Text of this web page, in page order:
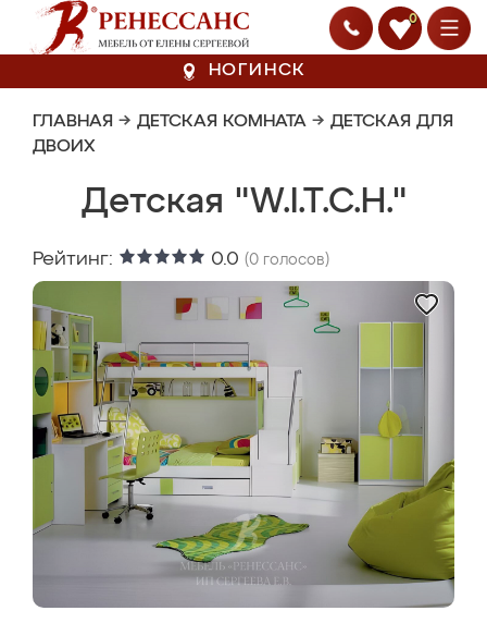
0
НОГИНСК
ГЛАВНАЯ → ДЕТСКАЯ КОМНАТА → ДЕТСКАЯ ДЛЯ
ДВОИХ
Детская "W.I.T.C.H."
Рейтинг: 0.0 (0 голосов)